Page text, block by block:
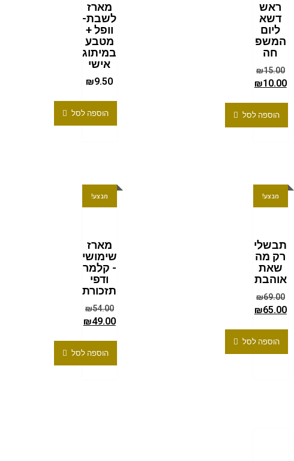
ראש
דשא
ליום
המשפ
חה
₪15.00
₪10.00
הוספה לסל
מארז
לשבת-
וופל +
מטבע
במיתוג
אישי
₪9.50
הוספה לסל
מבצע!
תבשלי
רק מה
שאת
אוהבת
₪69.00
₪65.00
הוספה לסל
מבצע!
מארז
שימושי
- קלמר
ודפי
תזכורת
₪54.00
₪49.00
הוספה לסל